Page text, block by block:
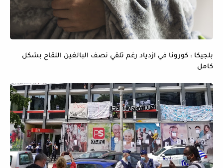
بلجيكا : كورونا في ازدياد رغم تلقي نصف البالغين اللقاح بشكل
كامل